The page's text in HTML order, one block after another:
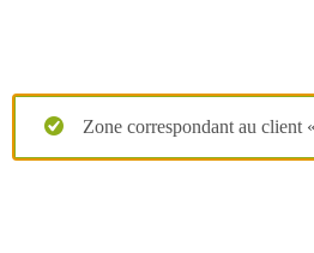
Zone correspondant au client